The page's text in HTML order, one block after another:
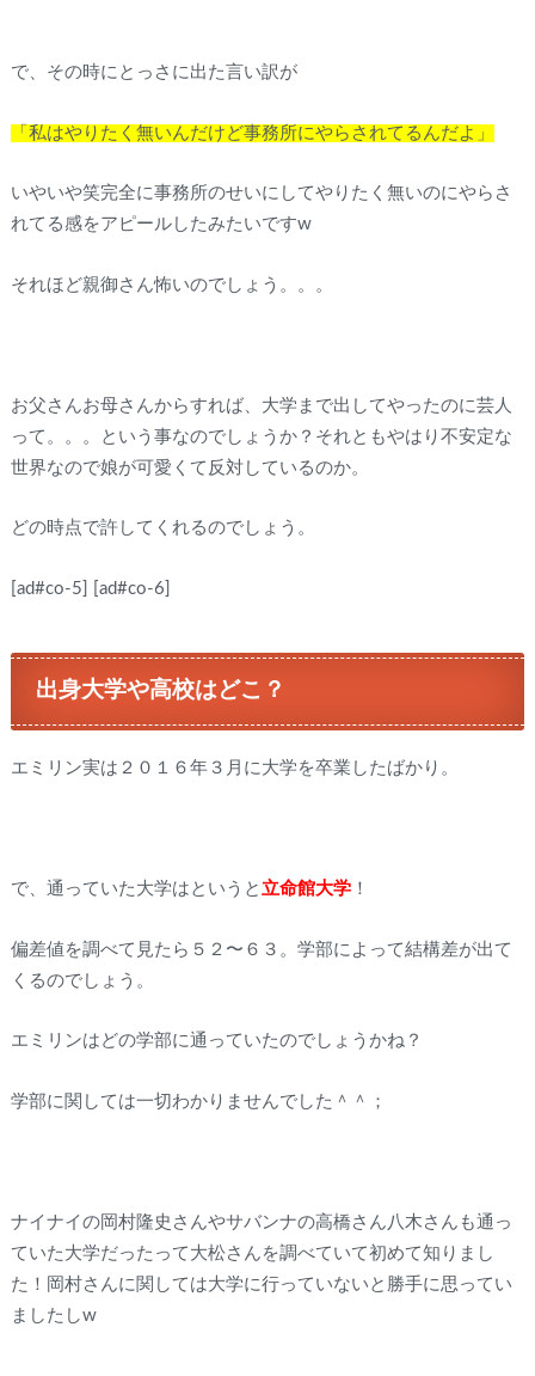
で、その時にとっさに出た言い訳が
「私はやりたく無いんだけど事務所にやらされてるんだよ」
いやいや笑完全に事務所のせいにしてやりたく無いのにやらさ
れてる感をアピールしたみたいですw
それほど親御さん怖いのでしょう。。。
お父さんお母さんからすれば、大学まで出してやったのに芸人
って。。。という事なのでしょうか？それともやはり不安定な
世界なので娘が可愛くて反対しているのか。
どの時点で許してくれるのでしょう。
[ad#co-5] [ad#co-6]
出身大学や高校はどこ？
エミリン実は２０１６年３月に大学を卒業したばかり。
で、通っていた大学はというと 立命館大学！
偏差値を調べて見たら５２〜６３。学部によって結構差が出て
くるのでしょう。
エミリンはどの学部に通っていたのでしょうかね？
学部に関しては一切わかりませんでした＾＾；
ナイナイの岡村隆史さんやサバンナの高橋さん八木さんも通っ
ていた大学だったって大松さんを調べていて初めて知りまし
た！岡村さんに関しては大学に行っていないと勝手に思ってい
ましたしw